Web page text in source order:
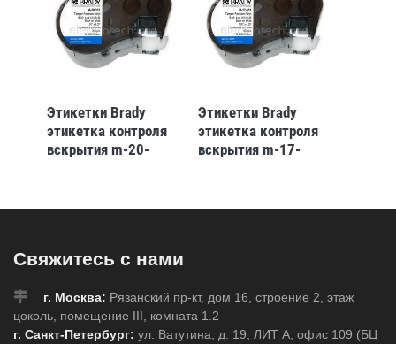
Этикетки Brady
этикетка контроля
вскрытия m-20-
bmp51 / 53,
Винил, 160 шт
Этикетки Brady
этикетка контроля
вскрытия m-17-
bmp51 / 53,
Свяжитесь с нами
г. Москва: Рязанский пр-кт, дом 16, строение 2, этаж
цоколь, помещение III, комната 1.2
г. Санкт-Петербург: ул. Ватутина, д. 19, ЛИТ А, офис 109 (БЦ